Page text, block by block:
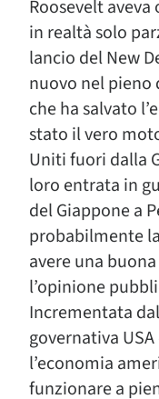
Roosevelt
in realtà solo
lancio del New
nuovo nel pieno
che ha salvato
stato il vero
Uniti fuori dalla
loro entrata in
del Giappone a
probabilmente
avere una
l’opinione
Incrementata
governativa
l’economia
funzionare a